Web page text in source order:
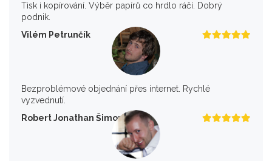
Tisk i kopírování. Výběr papírů co hrdlo ráčí. Dobrý
podnik.
Vilém Petrunčík
Bezproblémové objednání přes internet. Rychlé
vyzvednutí.
Robert Jonathan Šimon